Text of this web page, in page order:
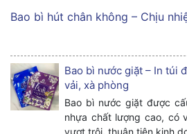
Bao bì hút chân không – Chịu
Bao bì nước giặt – In túi
vải, xà phòng
Bao bì nước giặt được
nhựa chất lượng cao, có